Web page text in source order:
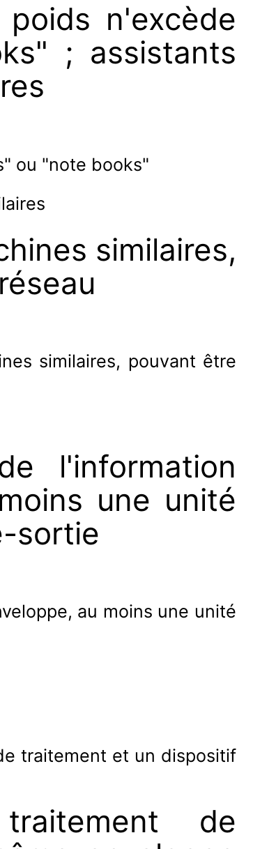
n'excède
; assistants
ou "note books"
similaires,
similaires, pouvant être
l'information
une unité
sortie
au moins une unité
traitement et un dispositif
de